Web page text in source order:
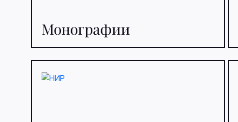
Монографии